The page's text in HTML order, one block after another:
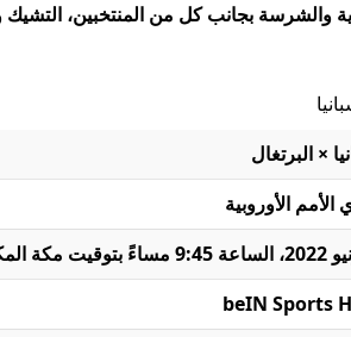
والشرسة بجانب كل من المنتخبين،
× البرتغال
الأمم الأوروبية
beIN Sports